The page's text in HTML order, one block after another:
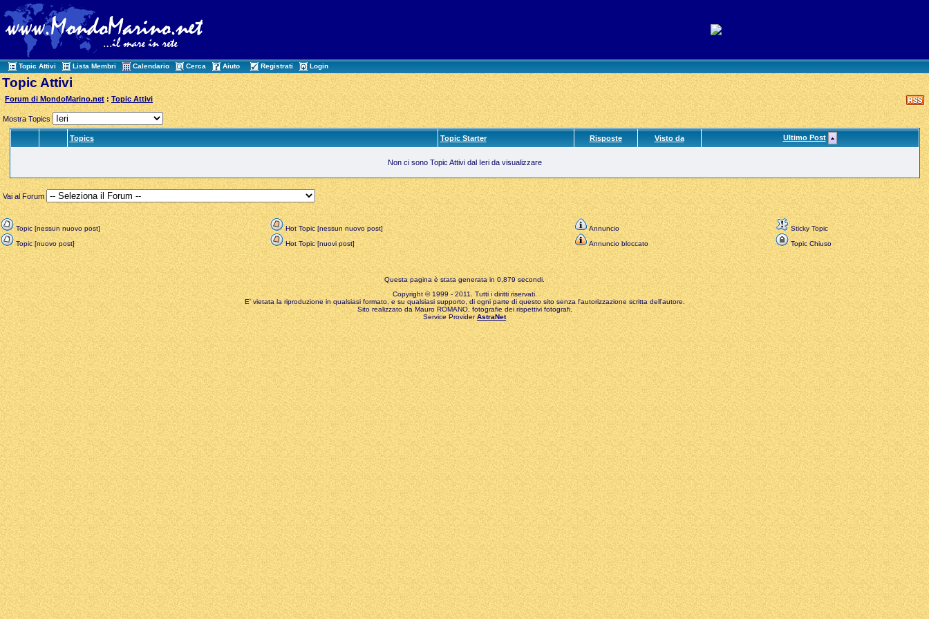
Topic Attivi Lista Membri Calendario Cerca Aiuto Registrati Login
Topic Attivi
Forum di MondoMarino.net :Topic Attivi
Mostra Topics
Topics Topic Starter Risposte Visto da Ultimo Post
Non ci sono Topic Attivi dal Ieri da visualizzare
Vai al Forum
Topic [nessun nuovo post] Hot Topic [nessun nuovo post] Annuncio
Sticky Topic
Topic [nuovo post]
Hot Topic [nuovi post] Annuncio bloccato Topic Chiuso
Questa pagina è stata generata in 0,879 secondi.
Copyright © 1999 - 2011. Tutti i diritti riservati.
E' vietata la riproduzione in qualsiasi formato, e su qualsiasi supporto, di ogni parte di questo sito senza l'autorizzazione scritta dell'autore.
Sito realizzato da Mauro ROMANO, fotografie dei rispettivi fotografi.
Service ProviderAstraNet